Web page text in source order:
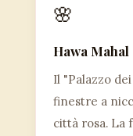
🌸
Hawa Mahal
Il "Palazzo
finestre a
città rosa. La